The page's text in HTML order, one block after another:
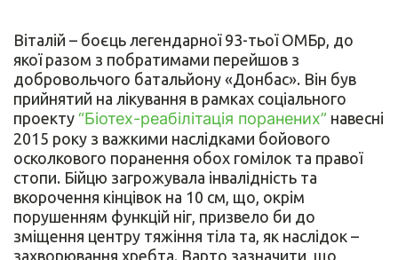
Віталій – боєць легендарної 93-тьої ОМБр, до
якої разом з побратимами перейшов з
добровольчого батальйону «Донбас». Він був
прийнятий на лікування в рамках соціального
проекту “Біотех-реабілітація поранених” навесні
2015 року з важкими наслідками бойового
осколкового поранення обох гомілок та правої
стопи. Бійцю загрожувала інвалідність та
вкорочення кінцівок на 10 см, що, окрім
порушенням функцій ніг, призвело би до
зміщення центру тяжіння тіла та, як наслідок –
захворювання хребта. Варто зазначити, що